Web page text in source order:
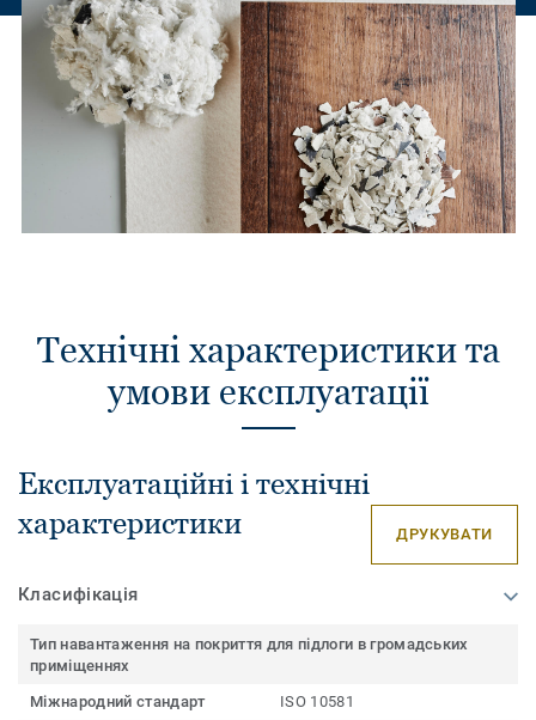
Технічні характеристики та
умови експлуатації
Експлуатаційні і технічні
характеристики
ДРУКУВАТИ
Класифікація
Тип навантаження на покриття для підлоги в громадських
приміщеннях
Міжнародний стандарт
ISO 10581